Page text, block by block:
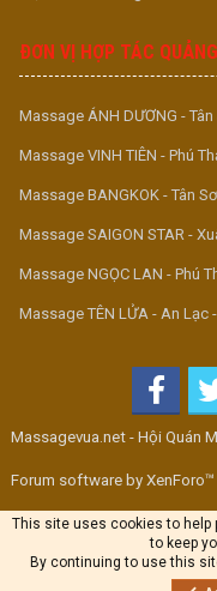
ĐƠN VỊ HỢP TÁC
Massage ÁNH DƯƠNG - Tân
Massage VINH TIÊN - Phú
Massage BANGKOK - Tân
Massage SAIGON STAR -
Massage NGỌC LAN - Phú
Massage TÊN LỬA - An Lạc
Massagevua.net - Hội Quán
Forum software by
This site uses cookies to help
to keep
By continuing to use this